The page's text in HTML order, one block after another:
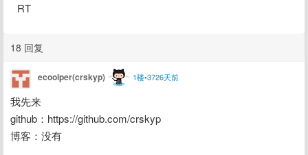
RT
18 回复
ecoolper(crskyp) 1楼•3726天前
我先来
github：https://github.com/crskyp
博客：没有